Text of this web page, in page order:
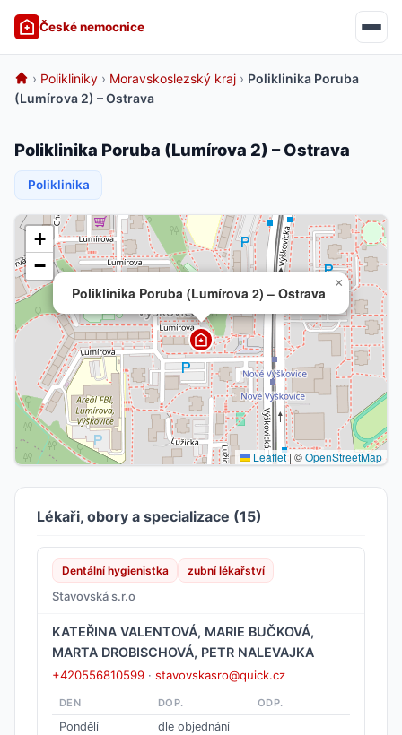
České nemocnice
› Polikliniky › Moravskoslezský kraj › Poliklinika Poruba
(Lumírova 2) – Ostrava
Poliklinika Poruba (Lumírova 2) – Ostrava
Poliklinika
Poliklinika Poruba (Lumírova 2) – Ostrava
×
+
−
Leaflet | ©OpenStreetMap
Lékaři, obory a specializace (15)
Dentální hygienistka zubní lékařství
Stavovská s.r.o
KATEŘINA VALENTOVÁ, MARIE BUČKOVÁ,
MARTA DROBISCHOVÁ, PETR NALEVAJKA
+420556810599 · stavovskasro@quick.cz
DEN DOP. ODP.
Pondělí
dle objednání